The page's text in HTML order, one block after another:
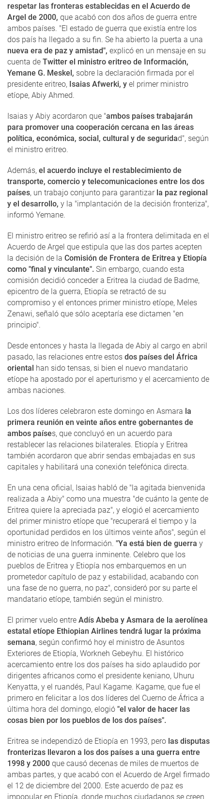
respetar las fronteras establecidas en el Acuerdo de
Argel de 2000, que acabó con dos años de guerra entre
ambos países. "El estado de guerra que existía entre los
dos país ha llegado a su fin. Se ha abierto la puerta a una
nueva era de paz y amistad", explicó en un mensaje en su
cuenta de Twitter el ministro eritreo de Información,
Yemane G. Meskel, sobre la declaración firmada por el
presidente eritreo, Isaias Afwerki, y el primer ministro
etíope, Abiy Ahmed.
Isaias y Abiy acordaron que "ambos países trabajarán
para promover una cooperación cercana en las áreas
política, económica, social, cultural y de seguridad", según
el ministro eritreo.
Además, el acuerdo incluye el restablecimiento de
transporte, comercio y telecomunicaciones entre los dos
países, un trabajo conjunto para garantizarla paz regional
y el desarrollo, y la "implantación de la decisión fronteriza",
informó Yemane.
El ministro eritreo se refirió así a la frontera delimitada en el
Acuerdo de Argel que estipula que las dos partes acepten
la decisión de la Comisión de Frontera de Eritrea y Etiopía
como "final y vinculante". Sin embargo, cuando esta
comisión decidió conceder a Eritrea la ciudad de Badme,
epicentro de la guerra, Etiopía se retractó de su
compromiso y el entonces primer ministro etíope, Meles
Zenawi, señaló que sólo aceptaría ese dictamen "en
principio".
Desde entonces y hasta la llegada de Abiy al cargo en abril
pasado, las relaciones entre estos dos países del África
oriental han sido tensas, si bien el nuevo mandatario
etíope ha apostado por el aperturismo y el acercamiento de
ambas naciones.
Los dos líderes celebraron este domingo en Asmara la
primera reunión en veinte años entre gobernantes de
ambos países, que concluyó en un acuerdo para
restablecer las relaciones bilaterales. Etiopía y Eritrea
también acordaron que abrir sendas embajadas en sus
capitales y habilitará una conexión telefónica directa.
En una cena oficial, Isaias habló de "la agitada bienvenida
realizada a Abiy" como una muestra "de cuánto la gente de
Eritrea quiere la apreciada paz", y elogió el acercamiento
del primer ministro etíope que "recuperará el tiempo y la
oportunidad perdidos en los últimos veinte años", según el
ministro eritreo de Información. "Ya está bien de guerra y
de noticias de una guerra inminente. Celebro que los
pueblos de Eritrea y Etiopía nos embarquemos en un
prometedor capítulo de paz y estabilidad, acabando con
una fase de no guerra, no paz", consideró por su parte el
mandatario etíope, también según el ministro.
El primer vuelo entre Adís Abeba y Asmara de la aerolínea
estatal etíope Ethiopian Airlines tendrá lugar la próxima
semana, según confirmó hoy el ministro de Asuntos
Exteriores de Etiopía, Workneh Gebeyhu. El histórico
acercamiento entre los dos países ha sido aplaudido por
dirigentes africanos como el presidente keniano, Uhuru
Kenyatta, y el ruandés, Paul Kagame. Kagame, que fue el
primero en felicitar a los dos líderes del Cuerno de África a
última hora del domingo, elogió "el valor de hacer las
cosas bien por los pueblos de los dos países".
Eritrea se independizó de Etiopía en 1993, pero las disputas
fronterizas llevaron a los dos países a una guerra entre
1998 y 2000 que causó decenas de miles de muertos de
ambas partes, y que acabó con el Acuerdo de Argel firmado
el 12 de diciembre del 2000. Este acuerdo de paz es
impopular en Etiopía, donde muchos ciudadanos se creen